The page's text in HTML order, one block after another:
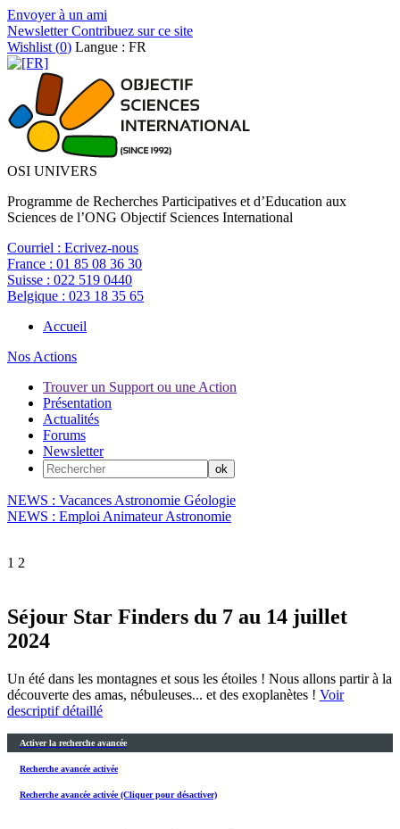
Envoyer à un ami
NewsletterContribuez sur ce site
Wishlist (0) Langue : FR
OSI UNIVERS
Programme de Recherches Participatives et d’Education aux
Sciences de l’ONG Objectif Sciences International
Courriel : Ecrivez-nous
France : 01 85 08 36 30
Suisse : 022 519 0440
Belgique : 023 18 35 65
Accueil
Nos Actions
Trouver un Support ou une Action
Présentation
Actualités
Forums
Newsletter
NEWS : Vacances Astronomie Géologie
NEWS : Emploi Animateur Astronomie
1 2
Séjour Star Finders du 7 au 14 juillet
2024
Un été dans les montagnes et sous les étoiles ! Nous allons partir à la
découverte des amas, nébuleuses... et des exoplanètes ! Voir
descriptif détaillé
Activer la recherche avancée
Recherche avancée activée
Recherche avancée activée (Cliquer pour désactiver)